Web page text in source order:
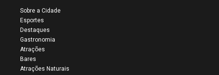
Sobre a Cidade
Esportes
Destaques
Gastronomia
Atrações
Bares
Atrações Naturais